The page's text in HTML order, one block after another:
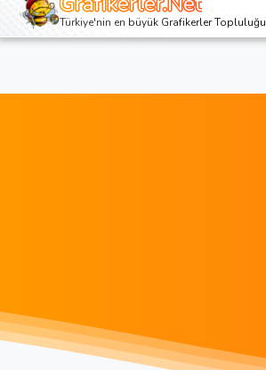
Türkiye'nin en büyük Grafikerler Topluluğu